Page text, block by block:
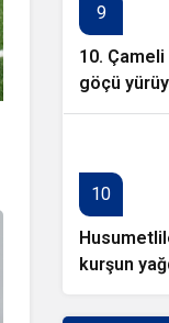
9
10.
göçü
10
kurşun